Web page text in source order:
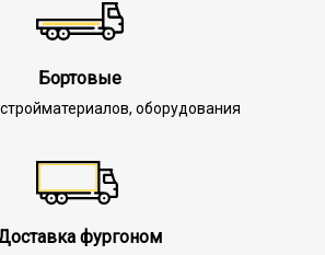
Бортовые
оборудования
фургоном